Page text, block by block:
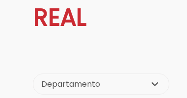
REAL
Departamento